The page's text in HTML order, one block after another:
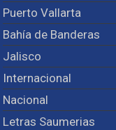
Puerto Vallarta
Bahía de Banderas
Jalisco
Internacional
Nacional
Letras Saumerias